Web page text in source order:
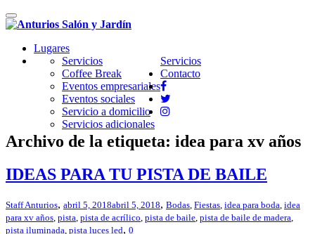
Cambiar
navegación
Lugares
Servicios
Servicios
Coffee Break
Eventos empresariales
Eventos sociales
Servicio a domicilio
Servicios adicionales
Contacto
Archivo de la etiqueta: idea para xv años
IDEAS PARA TU PISTA DE BAILE
Staff Anturios, abril 5, 2018abril 5, 2018, Bodas Fiestas idea para boda idea
para xv años pista pista de acrílico pista de baile pista de baile de madera
pista iluminada pista luces led, 0